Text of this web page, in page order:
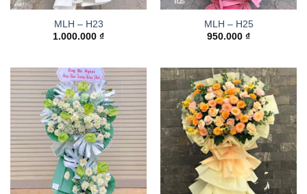
MLH – H23
1.000.000 ₫
MLH – H25
950.000 ₫